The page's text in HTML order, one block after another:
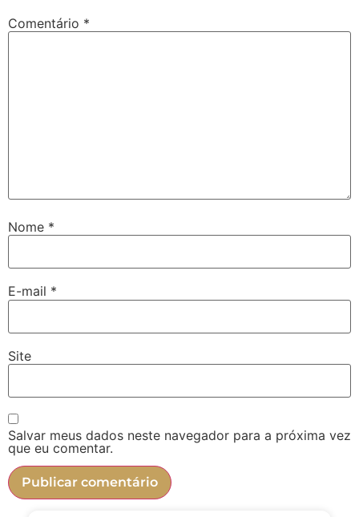
Comentário *
Nome *
E-mail *
Site
Salvar meus dados neste navegador para a próxima vez
que eu comentar.